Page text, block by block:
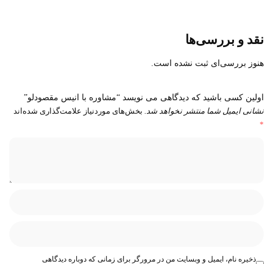
نقد و بررسی‌ها
هنوز بررسی‌ای ثبت نشده است.
اولین کسی باشید که دیدگاهی می نویسد “مشاوره با انیس مقصودلو”
نشانی ایمیل شما منتشر نخواهد شد.
بخش‌های موردنیاز علامت‌گذاری شده‌اند
*
ذخیره نام، ایمیل و وبسایت من در مرورگر برای زمانی که دوباره دیدگاهی